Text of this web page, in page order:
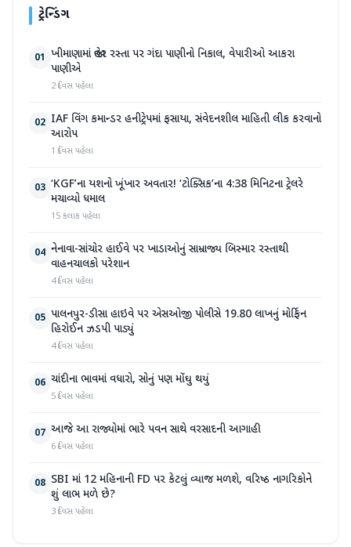
ટ્રેન્ડિંગ
01 ખીમાણામાં જાહેર રસ્તા પર ગંદા પાણીનો નિકાલ, વેપારીઓ આકરા
પાણીએ
2 દિવસ પહેલા
02 IAF વિંગ કમાન્ડર હનીટ્રેપમાં ફસાયા, સંવેદનશીલ માહિતી લીક કરવાનો
આરોપ
1 દિવસ પહેલા
03 ‘KGF’ના યશનો ખૂંખાર અવતાર! ‘ટોક્સિક’ના 4:38 મિનિટના ટ્રેલરે
મચાવ્યો ધમાલ
15 કલાક પહેલા
04 નેનાવા-સાંચોર હાઈવે પર ખાડાઓનું સામ્રાજ્ય બિસ્માર રસ્તાથી
વાહનચાલકો પરેશાન
4 દિવસ પહેલા
05 પાલનપુર-ડીસા હાઇવે પર એસઓજી પોલીસે 19.80 લાખનું મોર્ફિન
હિરોઈન ઝડપી પાડ્યું
4 દિવસ પહેલા
06 ચાંદીના ભાવમાં વધારો, સોનું પણ મોંઘુ થયું
5 દિવસ પહેલા
07 આજે આ રાજ્યોમાં ભારે પવન સાથે વરસાદની આગાહી
6 દિવસ પહેલા
08 SBI માં 12 મહિનાની FD પર કેટલું વ્યાજ મળશે, વરિષ્ઠ નાગરિકોને
શું લાભ મળે છે?
3 દિવસ પહેલા